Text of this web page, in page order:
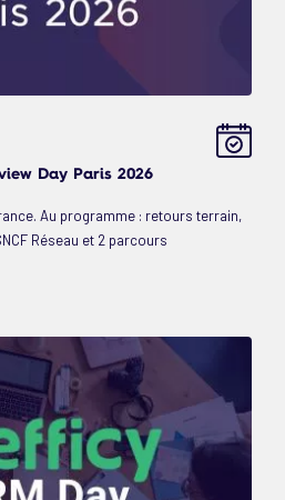
Day Paris 2026
Au programme : retours terrain,
Réseau et 2 parcours